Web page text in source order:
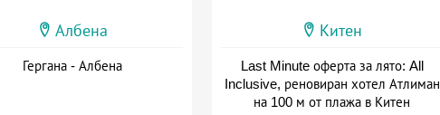
Албена
Гергана - Албена
Китен
Last Minute оферта за лято: All
Inclusive, реновиран хотел Атлиман
на 100 м от плажа в Китен